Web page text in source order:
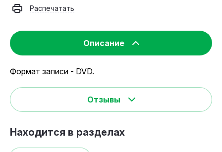
Распечатать
Описание
Формат записи - DVD.
Отзывы
Находится в разделах